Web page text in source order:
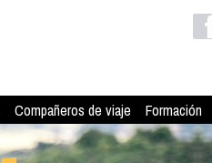
Compañeros de viaje Formación